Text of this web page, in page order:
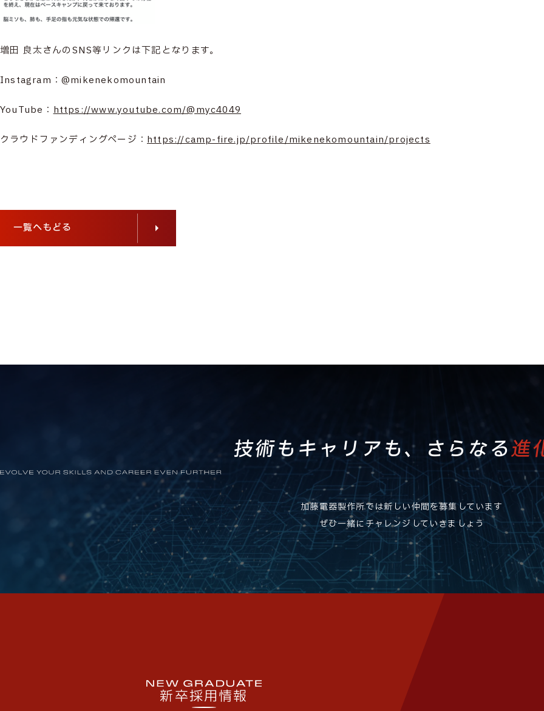
増田 良太さんのSNS等リンクは下記となります。
Instagram：@mikenekomountain
YouTube：https://www.youtube.com/@myc4049
クラウドファンディングページ： https://camp-fire.jp/profile/mikenekomountain/projects
一覧へもどる
技術もキャリアも、 さらなる進
加藤電器製作所では新しい仲間を募集しています
ぜひ一緒にチャレンジしていきましょう
新卒採用情報